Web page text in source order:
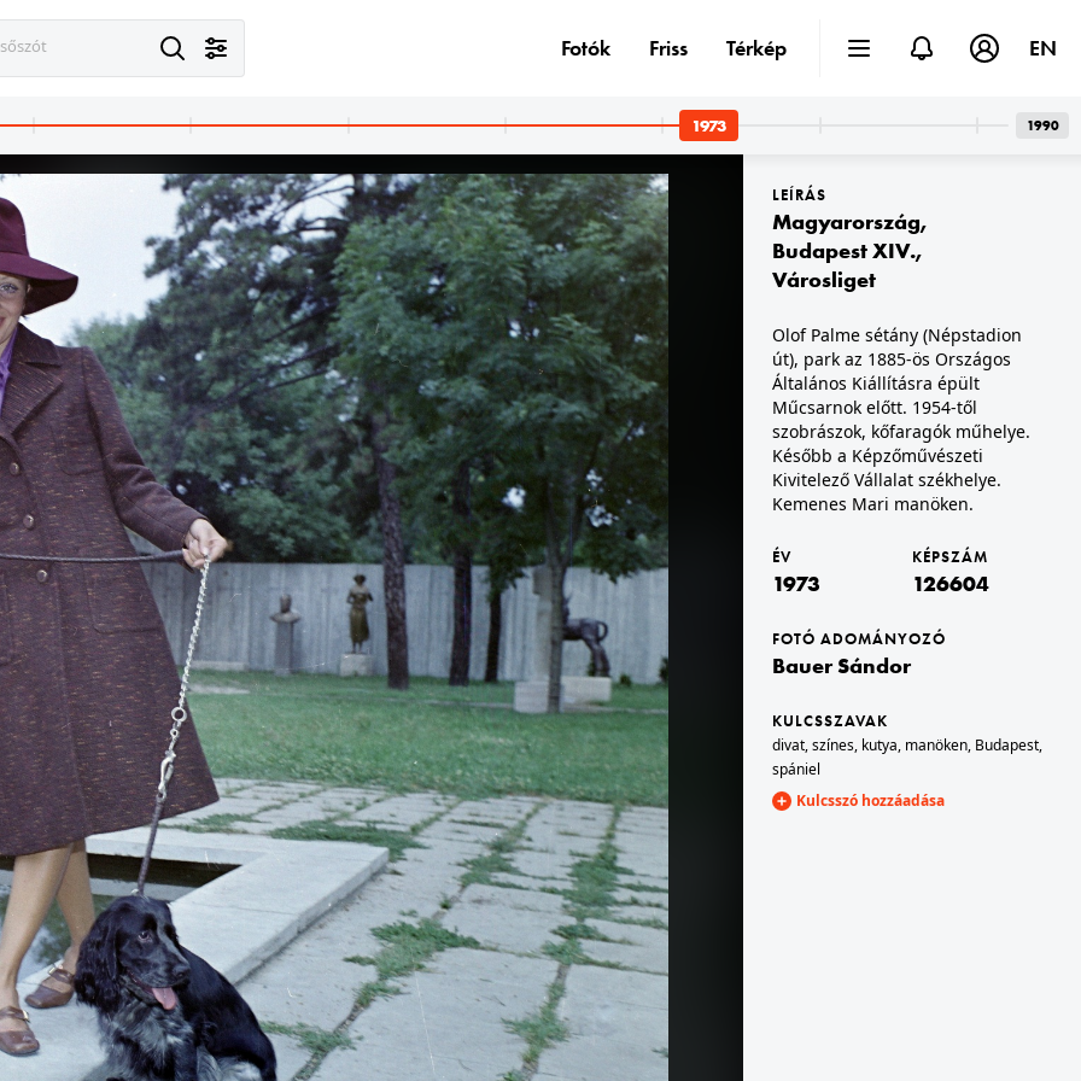
1973 · Balatonfüred
Blaha Lujza utca 7., Kedves cukrászda.
1973 · Balatonfüred
Blaha Lujza utca 7., Kedves cukrászda.
1973 · Budapest I. · budai Vár,Halászbástya
kilátás a Széchenyi Lánchíd és a Gellért-hegy felé.
1973 · Budapest VII.
Király (Majakovszkij utca) 67., Halló bár.
Vár
1973 · Budapest XIV. · Városliget
Anonymus szobra (Ligeti Miklós 1903.), előtte Kemenes Mari manöken.
1973 · Budapest XIV. · Városliget
Vajdahunyad vára, Történelmi Főcsoport, Jáki kápolna. Boross Ferenc és Schmidt Bea manökenek.
1973 · Magyarország
Saáry Éva manöken
a csónakázótó partjánál Kemenes Mari manöken.
· Budapest XI.
vezér utca, a Sport (később Flamenco) szálló eszpresszója.
1973 · Balatonfüred
Blaha Lujza utca 7., Kedves cukrászda.
LEÍRÁS
Magyarország,
Budapest XIV.,
Városliget
Olof Palme sétány (Népstadion
út), park az 1885-ös Országos
Általános Kiállításra épült
Műcsarnok előtt. 1954-től
szobrászok, kőfaragók műhelye.
Később a Képzőművészeti
Kivitelező Vállalat székhelye.
Kemenes Mari manöken.
ÉV
1973
KÉPSZÁM
126604
FOTÓ ADOMÁNYOZÓ
Bauer Sándor
KULCSSZAVAK
divat,színes, kutya, manöken, Budapest,
spániel
Kulcsszó hozzáadása
Fotók Friss Térkép EN
1990
1973